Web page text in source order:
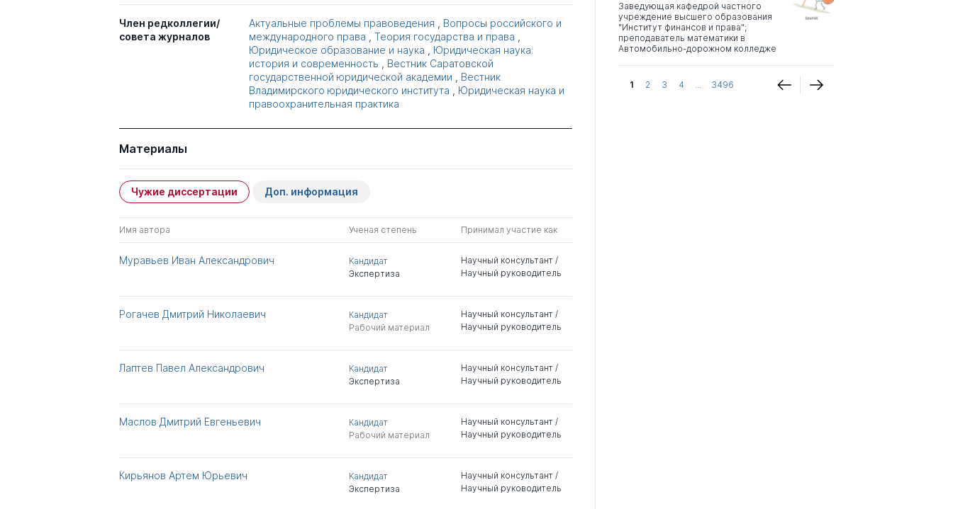
Член редколлегии/
совета журналов
Актуальные проблемы правоведения
Вопросы российского и
международного права
Теория государства и права
Юридическое образование и наука
Юридическая наука:
история и современность
Вестник Саратовской
государственной юридической академии
Вестник
Владимирского юридического института
Юридическая наука и
правоохранительная практика
Материалы
Чужие диссертации Доп. информация
Имя автора Ученая степень Принимал участие как
Муравьев Иван Александрович
Кандидат
Экспертиза
Научный консультант /
Научный руководитель
Рогачев Дмитрий Николаевич
Кандидат
Рабочий материал
Научный консультант /
Научный руководитель
Лаптев Павел Александрович
Кандидат
Экспертиза
Научный консультант /
Научный руководитель
Маслов Дмитрий Евгеньевич
Кандидат
Рабочий материал
Научный консультант /
Научный руководитель
Кирьянов Артем Юрьевич
Кандидат
Экспертиза
Научный консультант /
Научный руководитель
Заведующая кафедрой частного
учреждение высшего образования
"Институт финансов и права";
преподаватель математики в
Автомобильно-дорожном колледже
1 2 3 4 ... 3496